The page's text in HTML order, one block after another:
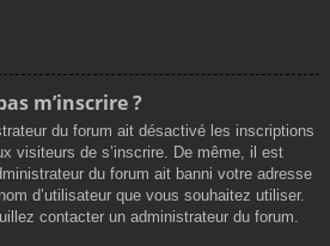
m’inscrire ?
du forum ait désactivé les inscriptions
visiteurs de s’inscrire. De même, il est
du forum ait banni votre adresse
d’utilisateur que vous souhaitez utiliser.
contacter un administrateur du forum.